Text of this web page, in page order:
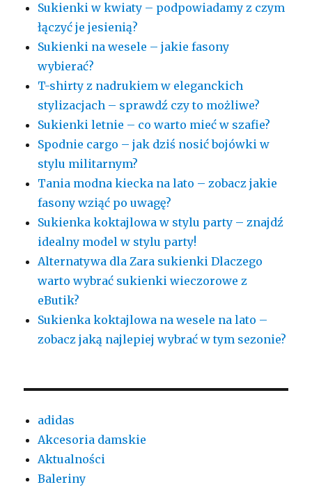
Sukienki w kwiaty – podpowiadamy z czym
łączyć je jesienią?
Sukienki na wesele – jakie fasony
wybierać?
T-shirty z nadrukiem w eleganckich
stylizacjach – sprawdź czy to możliwe?
Sukienki letnie – co warto mieć w szafie?
Spodnie cargo – jak dziś nosić bojówki w
stylu militarnym?
Tania modna kiecka na lato – zobacz jakie
fasony wziąć po uwagę?
Sukienka koktajlowa w stylu party – znajdź
idealny model w stylu party!
Alternatywa dla Zara sukienki Dlaczego
warto wybrać sukienki wieczorowe z
eButik?
Sukienka koktajlowa na wesele na lato –
zobacz jaką najlepiej wybrać w tym sezonie?
adidas
Akcesoria damskie
Aktualności
Baleriny